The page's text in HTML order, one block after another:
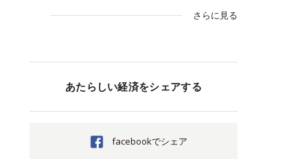
さらに見る
あたらしい経済をシェアする
facebookでシェア